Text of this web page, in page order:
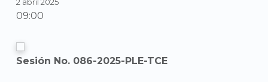
2 abril 2025
09:00
Sesión No. 086-2025-PLE-TCE